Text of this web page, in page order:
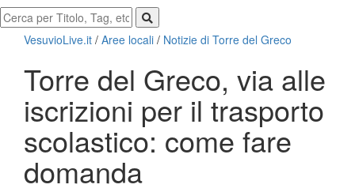
VesuvioLive.it / Aree locali / Notizie di Torre del Greco
Torre del Greco, via alle
iscrizioni per il trasporto
scolastico: come fare
domanda